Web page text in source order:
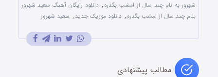
شهروز به نام چند سال از امشب بگذره , دانلود رایگان آهنگ سعید شهروز
بنام چند سال از امشب بگذره , دانلود موزیک جدید , سعید شهروز
مطالب پیشنهادی